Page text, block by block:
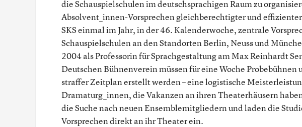
die Schauspielschulen im deutschsprachigen Raum zu
Absolvent_innen-Vorsprechen gleichberechtigter und
SKS einmal im Jahr, in der 46. Kalenderwoche, zentrale
Schauspielschulen an den Standorten Berlin, Neuss und
2004 als Professorin für Sprachgestaltung am Max Reinhardt
Deutschen Bühnenverein müssen für eine Woche
straffer Zeitplan erstellt werden – eine logistische
Dramaturg_innen, die Vakanzen an ihren Theaterhäusern
die Suche nach neuen Ensemblemitgliedern und laden die
Vorsprechen direkt an ihr Theater ein.